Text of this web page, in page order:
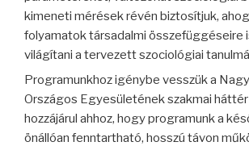
kimeneti mérések révén biztosítjuk,
folyamatok társadalmi összefüggéseire
világítani a tervezett szociológiai
Programunkhoz igénybe vesszük a
Országos Egyesületének szakmai
hozzájárul ahhoz, hogy programunk a
önállóan fenntartható, hosszú távon